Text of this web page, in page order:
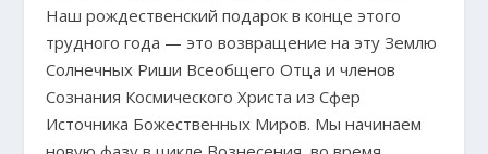
Наш рождественский подарок в конце этого
трудного года — это возвращение на эту Землю
Солнечных Риши Всеобщего Отца и членов
Сознания Космического Христа из Сфер
Источника Божественных Миров. Мы начинаем